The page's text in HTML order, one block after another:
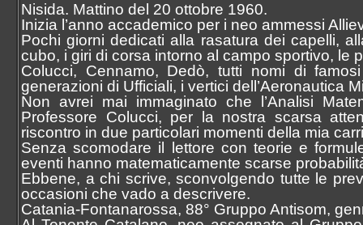
Nisida. Mattino del 20 ottobre 1960.
Inizia l’anno accademico per i neo ammessi
Pochi giorni dedicati alla rasatura dei capelli,
cubo, i giri di corsa intorno al campo sportivo, le
Colucci, Cennamo, Dedò, tutti nomi di
generazioni di Ufficiali, i vertici dell’Aeronautica
Non avrei mai immaginato che l’Analisi
Professore Colucci, per la nostra scarsa
riscontro in due particolari momenti della mia
Senza scomodare il lettore con teorie e
eventi hanno matematicamente scarse
Ebbene, a chi scrive, sconvolgendo tutte le
occasioni che vado a descrivere.
Catania-Fontanarossa, 88° Gruppo Antisom,